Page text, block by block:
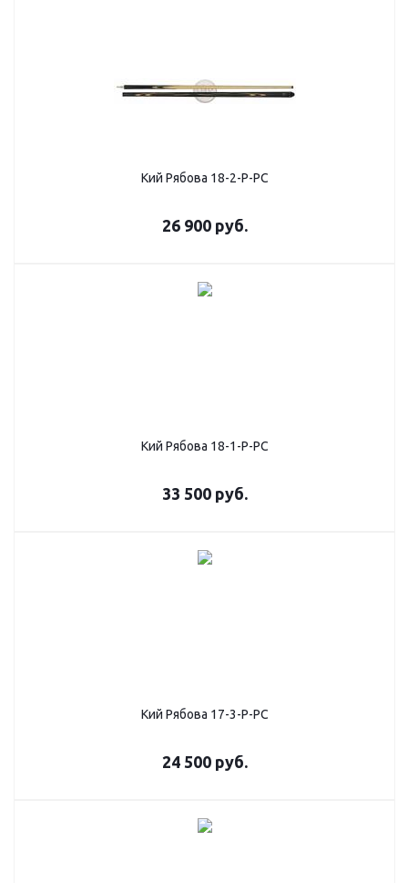
Кий Рябова 18-2-Р-РC
26 900 руб.
Кий Рябова 18-1-Р-РС
33 500 руб.
Кий Рябова 17-3-Р-РС
24 500 руб.